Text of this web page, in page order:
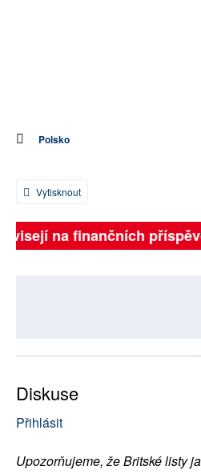
Polsko
Vytisknout
na finančních
Diskuse
Přihlásit
Upozorňujeme, že Britské listy